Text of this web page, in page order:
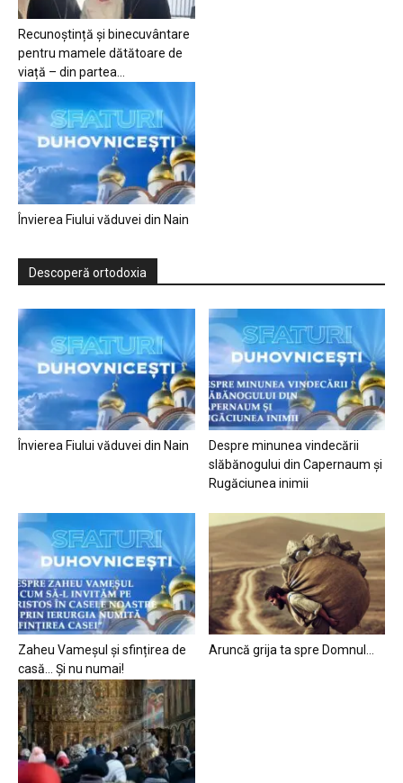
Recunoștință și binecuvântare
pentru mamele dătătoare de
viață – din partea...
Învierea Fiului văduvei din Nain
Descoperă ortodoxia
Învierea Fiului văduvei din Nain
Despre minunea vindecării
slăbănogului din Capernaum și
Rugăciunea inimii
Zaheu Vameșul și sfințirea de
casă… Și nu numai!
Aruncă grija ta spre Domnul…